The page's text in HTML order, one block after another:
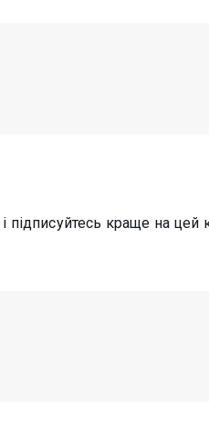
підписуйтесь краще на цей